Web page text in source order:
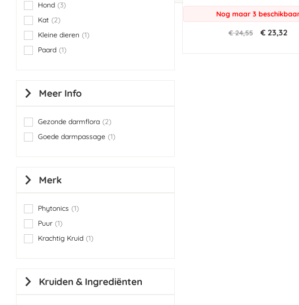
Nog maar 3
€ 24,55 € 23,32
Hond 3
items
Kat
2
items
Kleine dieren
1
item
Paard 1
item
Meer Info
Gezonde darmflora 2
items
Goede darmpassage 1
item
Merk
Phytonics 1
item
Puur 1
item
Krachtig Kruid 1
item
Kruiden & Ingrediënten